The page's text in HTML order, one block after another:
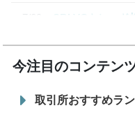
7/29
SBI VCトレード
今注目のコンテン
取引所おすすめラ